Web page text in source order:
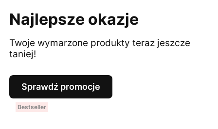
Najlepsze okazje
Twoje wymarzone produkty teraz jeszcze
taniej!
Sprawdź promocje
Bestseller